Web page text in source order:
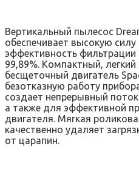
Вертикальный пылесос
обеспечивает высокую силу
эффективность фильтрации
99,89%. Компактный,
бесщеточный двигатель
безотказную работу
создает непрерывный
а также для эффективной
двигателя. Мягкая
качественно удаляет
от царапин.